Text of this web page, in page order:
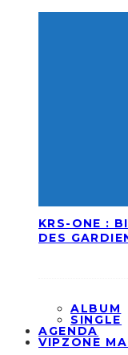
KRS-ONE :
DES
ALBUM
SINGLE
AGENDA
VIPZONE